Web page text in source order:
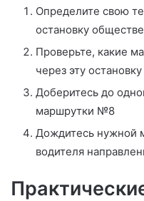
Определите свою
остановку
Проверьте, какие
через эту
Доберитесь до
маршрутки №8
Дождитесь нужной
водителя